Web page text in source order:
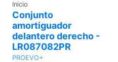
Inicio
Conjunto
amortiguador
delantero derecho -
LR087082PR
PROEVO+